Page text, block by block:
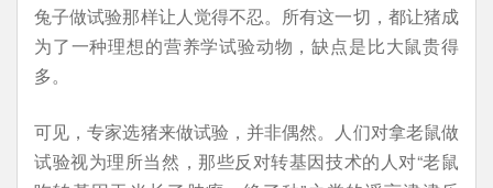
兔子做试验那样让人觉得不忍。所有这一切，都让猪成
为了一种理想的营养学试验动物，缺点是比大鼠贵得
多。
可见，专家选猪来做试验，并非偶然。人们对拿老鼠做
试验视为理所当然，那些反对转基因技术的人对“老鼠